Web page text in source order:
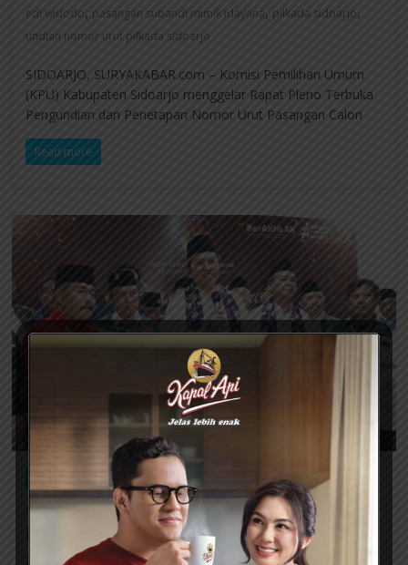
edi widodo, pasangan subandi mimik idayana, pilkada sidoarjo,
undian nomor urut pilkada sidoarjo
SIDOARJO, SURYAKABAR.com – Komisi Pemilihan Umum
(KPU) Kabupaten Sidoarjo menggelar Rapat Pleno Terbuka
Pengundian dan Penetapan Nomor Urut Pasangan Calon
Read more
Pemerintahan dan Politik Umum
Pilkada 2024
Didukung Sembilan Partai Mas Iin